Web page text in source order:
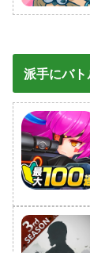
派手にバト